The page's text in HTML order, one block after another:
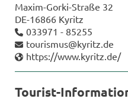
Maxim-​Gorki-Straße 32
DE-​16866 Ky­ritz
033971 - 85255
tou­ris­mus@ky­ritz.de
https://www.ky­ritz.de/
Tourist-​